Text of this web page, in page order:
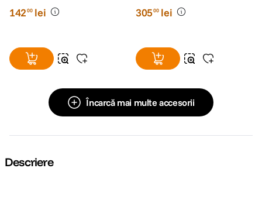
14200 lei 30500 lei
Încarcă mai multe accesorii
Descriere